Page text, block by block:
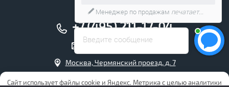
+7 (495) 211-17-04
info@uponor.company
Москва, Чермянский проезд, д. 7
Интернет магазин Упонор
Сайт использует файлы cookie и Яндекс. Метрика с целью аналитики
Введите сообщение
Менеджер по продажам печатает...